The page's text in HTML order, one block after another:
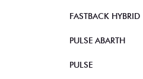
FASTBACK HYBRID
PULSE ABARTH
PULSE